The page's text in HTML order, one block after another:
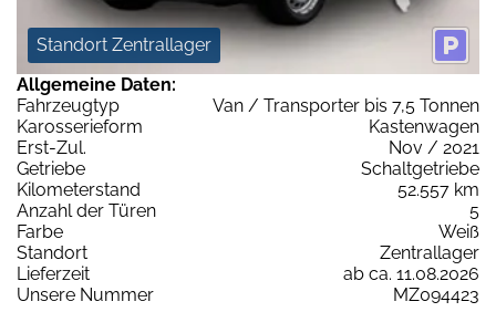
Standort Zentrallager
Allgemeine Daten:
Fahrzeugtyp
Van / Transporter bis 7,5 Tonnen
Karosserieform
Kastenwagen
Erst-Zul.
Nov / 2021
Getriebe
Schaltgetriebe
Kilometerstand
52.557 km
Anzahl der Türen
5
Farbe
Weiß
Standort
Zentrallager
Lieferzeit
ab ca. 11.08.2026
Unsere Nummer
MZ094423